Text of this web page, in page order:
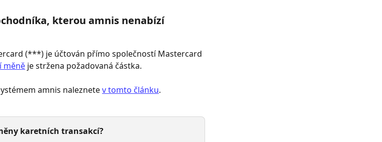
kterou amnis nenabízí
(***) je účtován přímo společností Mastercard
měně je stržena požadovaná částka.
amnis naleznete v tomto článku.
karetních transakcí?